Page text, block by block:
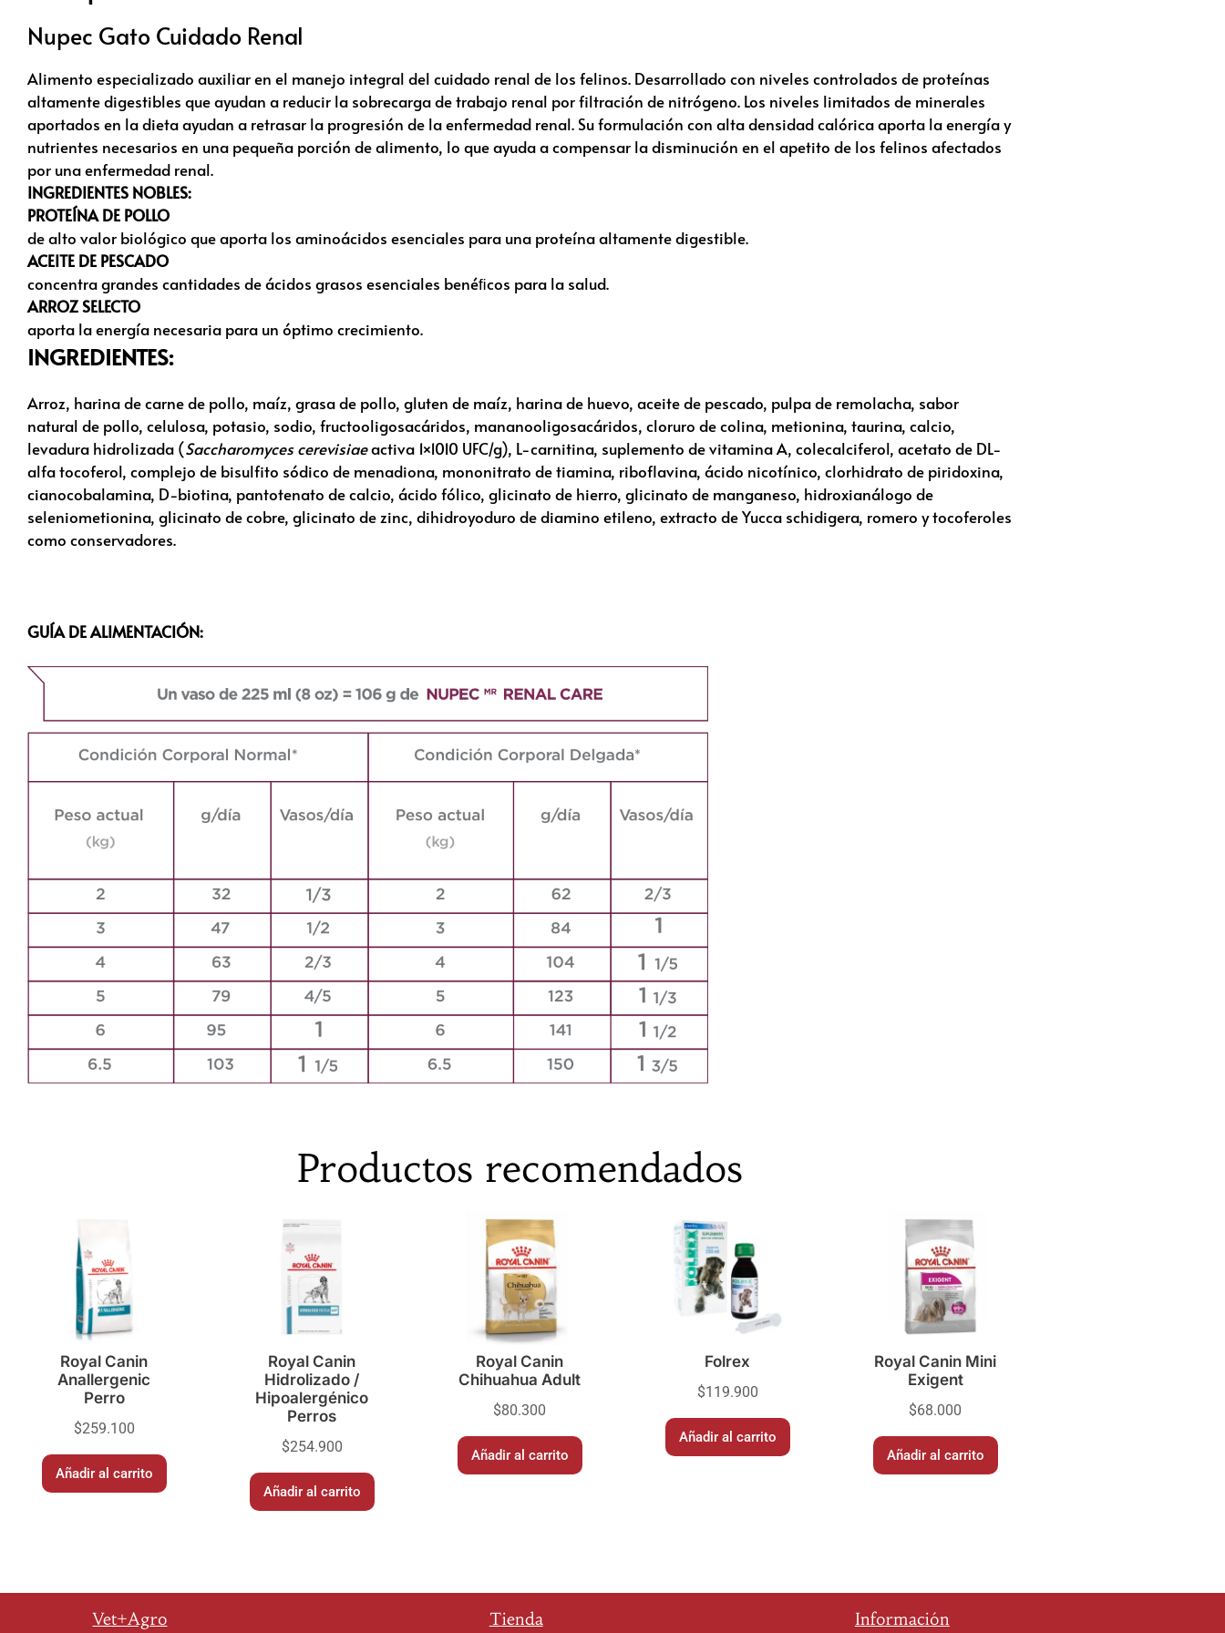
Nupec Gato Cuidado Renal
Alimento especializado auxiliar en el manejo integral del cuidado renal de los felinos. Desarrollado con niveles controlados de proteínas
altamente digestibles que ayudan a reducir la sobrecarga de trabajo renal por filtración de nitrógeno. Los niveles limitados de minerales
aportados en la dieta ayudan a retrasar la progresión de la enfermedad renal. Su formulación con alta densidad calórica aporta la energía y
nutrientes necesarios en una pequeña porción de alimento, lo que ayuda a compensar la disminución en el apetito de los felinos afectados
por una enfermedad renal.
INGREDIENTES NOBLES:
PROTEÍNA DE POLLO
de alto valor biológico que aporta los aminoácidos esenciales para una proteína altamente digestible.
ACEITE DE PESCADO
concentra grandes cantidades de ácidos grasos esenciales benéﬁcos para la salud.
ARROZ SELECTO
aporta la energía necesaria para un óptimo crecimiento.
INGREDIENTES:
Arroz, harina de carne de pollo, maíz, grasa de pollo, gluten de maíz, harina de huevo, aceite de pescado, pulpa de remolacha, sabor
natural de pollo, celulosa, potasio, sodio, fructooligosacáridos, mananooligosacáridos, cloruro de colina, metionina, taurina, calcio,
levadura hidrolizada (Saccharomyces cerevisiaeactiva 1×1010 UFC/g), L-carnitina, suplemento de vitamina A, colecalciferol, acetato de DL-
alfa tocoferol, complejo de bisulfito sódico de menadiona, mononitrato de tiamina, riboflavina, ácido nicotínico, clorhidrato de piridoxina,
cianocobalamina, D-biotina, pantotenato de calcio, ácido fólico, glicinato de hierro, glicinato de manganeso, hidroxianálogo de
seleniometionina, glicinato de cobre, glicinato de zinc, dihidroyoduro de diamino etileno, extracto de Yucca schidigera, romero y tocoferoles
como conservadores.
GUÍA DE ALIMENTACIÓN:
Productos recomendados
Royal Canin
Anallergenic
Perro
$259.100
Añadir al carrito
Royal Canin
Hidrolizado /
Hipoalergénico
Perros
$254.900
Añadir al carrito
Royal Canin
Chihuahua Adult
$80.300
Añadir al carrito
Folrex
$119.900
Añadir al carrito
Royal Canin Mini
Exigent
$68.000
Añadir al carrito
Vet+Agro Tienda Información